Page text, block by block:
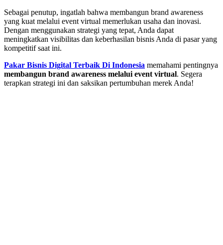
Sebagai penutup, ingatlah bahwa membangun brand awareness
yang kuat melalui event virtual memerlukan usaha dan inovasi.
Dengan menggunakan strategi yang tepat, Anda dapat
meningkatkan visibilitas dan keberhasilan bisnis Anda di pasar yang
kompetitif saat ini.
Pakar Bisnis Digital Terbaik Di Indonesia memahami pentingnya
membangun brand awareness melalui event virtual. Segera
terapkan strategi ini dan saksikan pertumbuhan merek Anda!